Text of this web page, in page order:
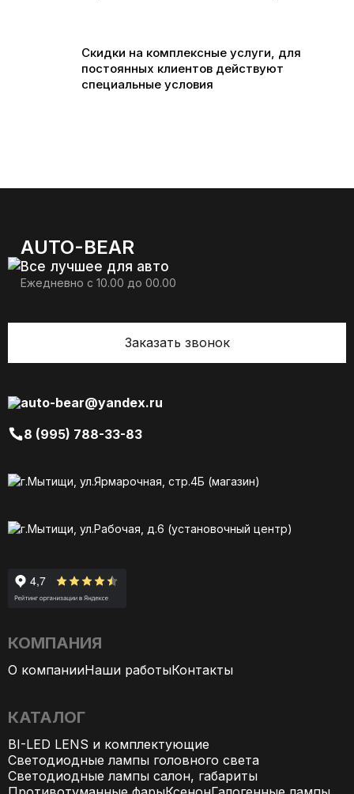
Скидки на комплексные услуги, для
постоянных клиентов действуют
специальные условия
AUTO-BEAR
Все лучшее для авто
Ежедневно с 10.00 до 00.00
Заказать звонок
auto-bear@yandex.ru
8 (995) 788-33-83
г.Мытищи, ул.Ярмарочная, стр.4Б (магазин)
г.Мытищи, ул.Рабочая, д.6 (установочный центр)
КОМПАНИЯ
О компанииНаши работыКонтакты
КАТАЛОГ
BI-LED LENS и комплектующие
Светодиодные лампы головного света
Светодиодные лампы салон, габариты